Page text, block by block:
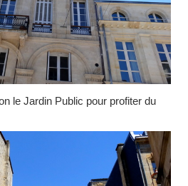
le Jardin Public pour profiter du